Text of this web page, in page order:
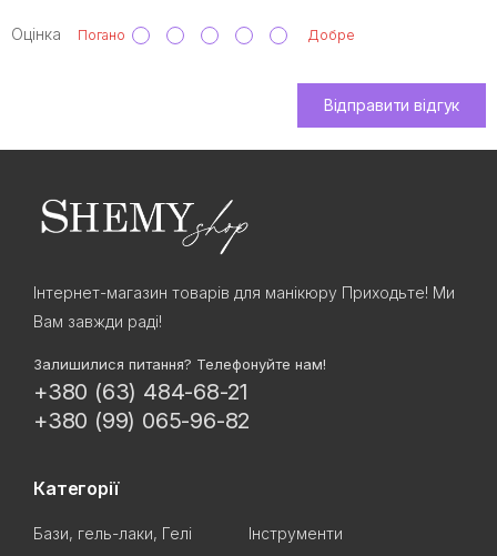
Оцінка Погано Добре
Відправити відгук
Інтернет-магазин товарів для манікюру Приходьте! Ми
Вам завжди раді!
Залишилися питання? Телефонуйте нам!
+380 (63) 484-68-21
+380 (99) 065-96-82
Категорії
Бази, гель-лаки, Гелі
Інструменти